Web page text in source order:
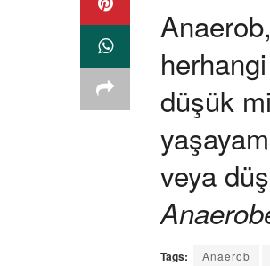
düşük
veya
Tags: Anaerob